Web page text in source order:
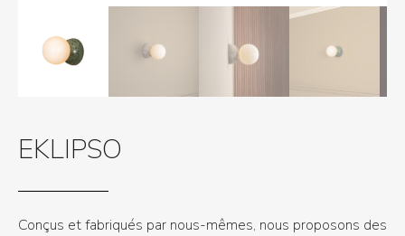
EKLIPSO
Conçus et fabriqués par nous-mêmes, nous proposons des